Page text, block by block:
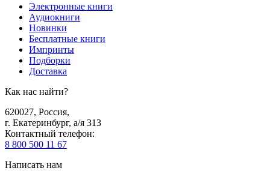
Электронные книги
Аудиокниги
Новинки
Бесплатные книги
Импринты
Подборки
Доставка
Как нас найти?
620027, Россия,
г. Екатеринбург, а/я 313
Контактный телефон:
8 800 500 11 67
Написать нам